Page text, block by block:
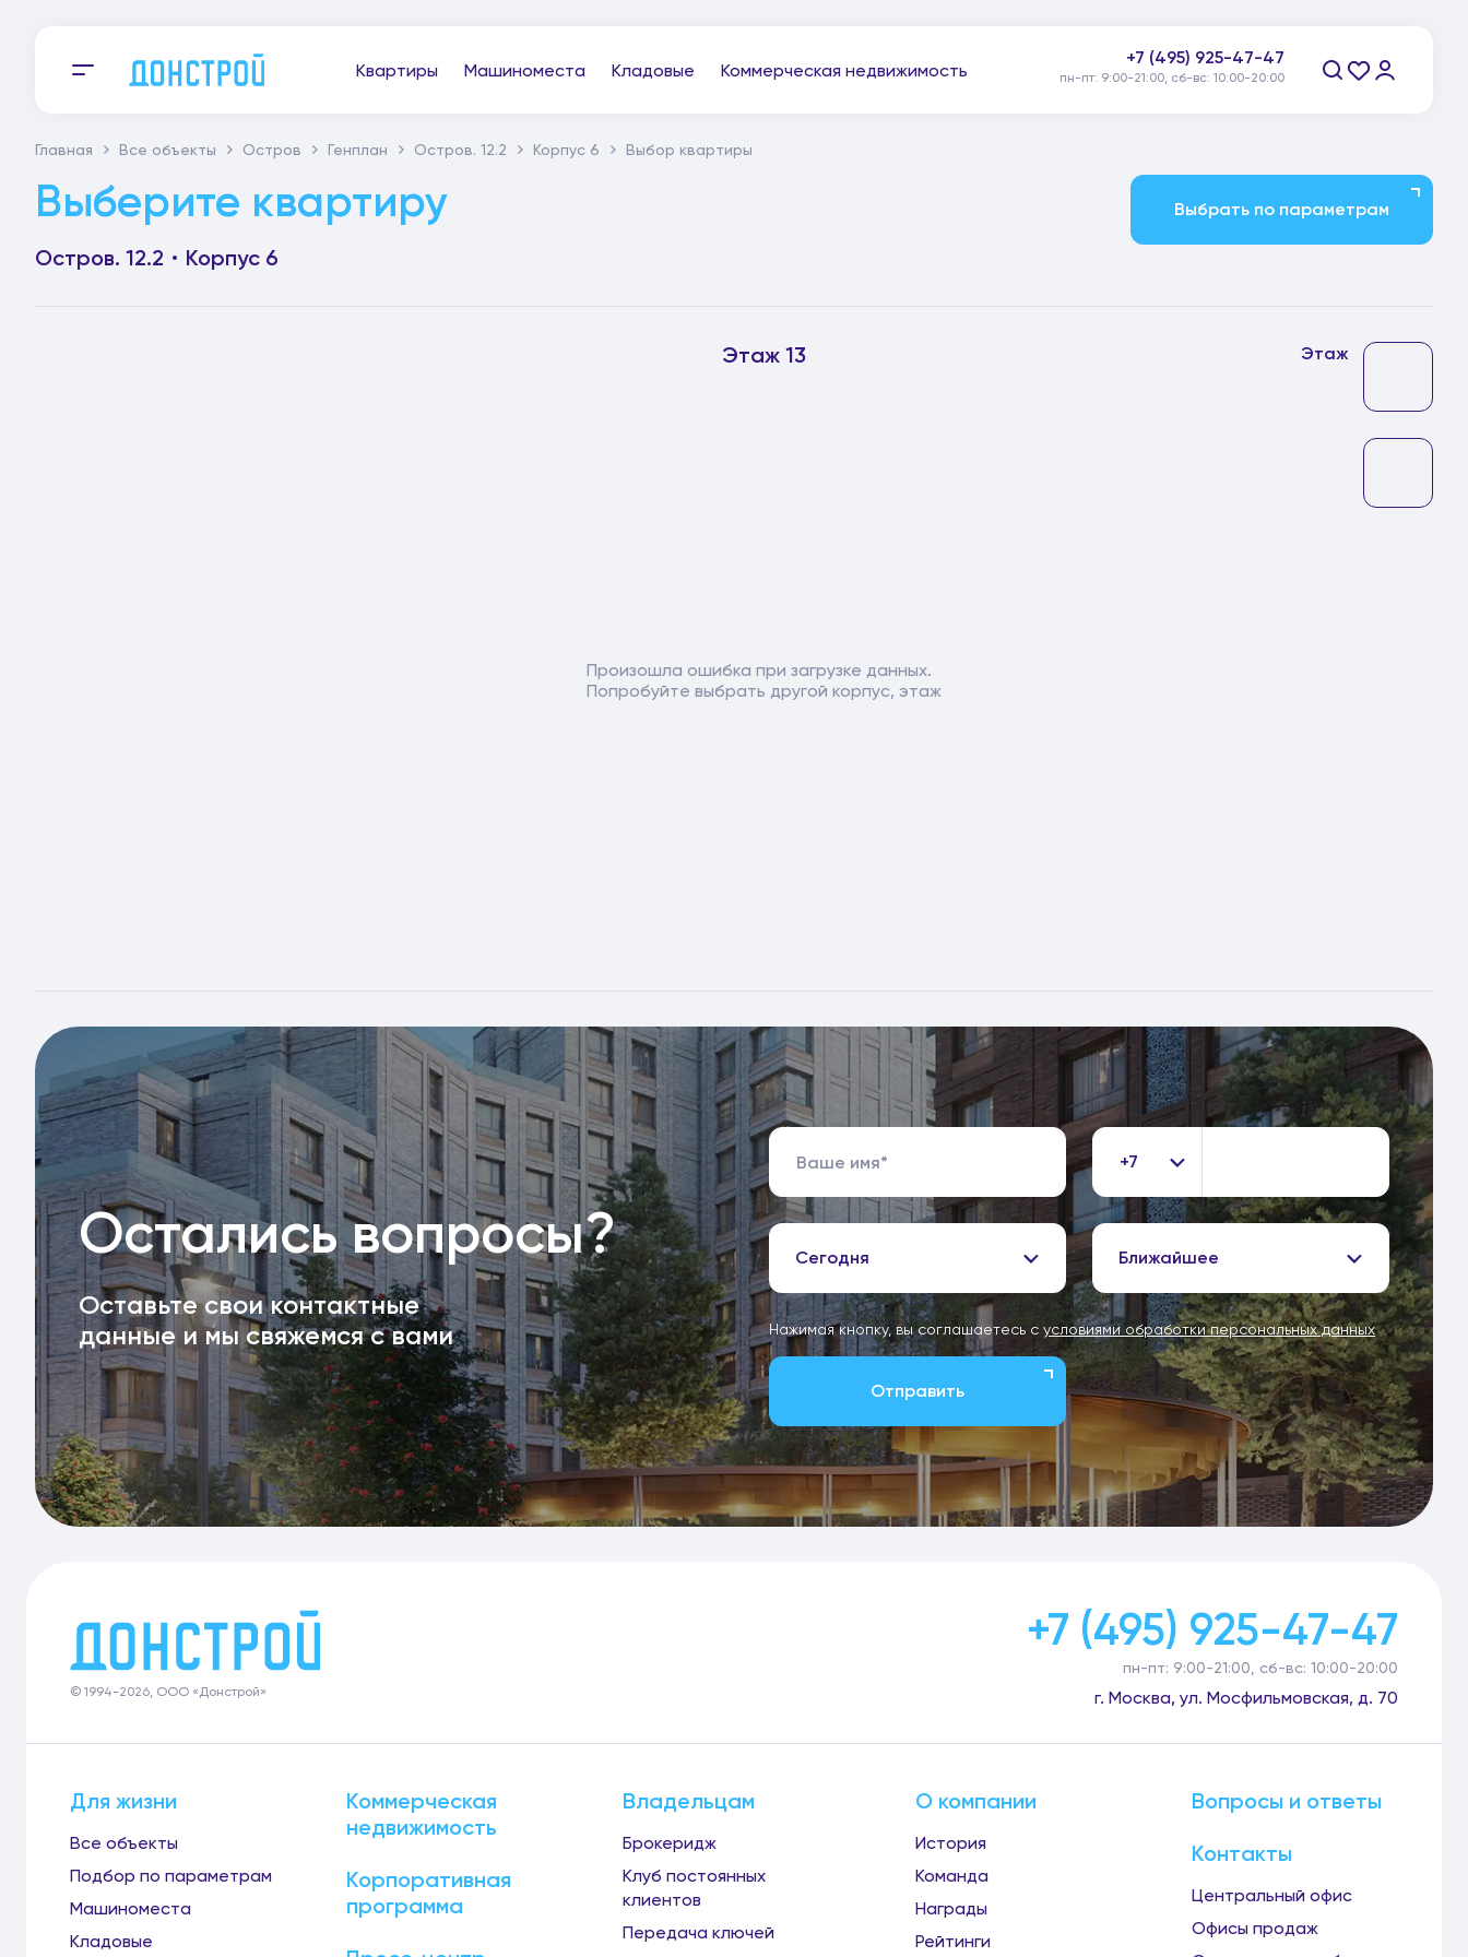
Квартиры Машиноместа Кладовые Коммерческая недвижимость
+7 (495) 925-47-47
пн-пт: 9:00-21:00, сб-вс: 10:00-20:00
Главная Все объекты Остров Генплан Остров. 12.2 Корпус 6 Выбор квартиры
Выберите квартиру Выбрать по параметрам
Остров. 12.2 Корпус 6
Этаж 13
Произошла ошибка при загрузке данных.
Попробуйте выбрать другой корпус, этаж
Этаж
Остались вопросы?
Оставьте свои контактные
данные и мы свяжемся с вами
+7
Сегодня Ближайшее
Нажимая кнопку, вы соглашаетесь с условиями обработки персональных данных
Отправить
© 1994-2026, ООО «Донстрой»
+7 (495) 925-47-47
пн-пт: 9:00-21:00, сб-вс: 10:00-20:00
г. Москва, ул. Мосфильмовская, д. 70
Для жизни
Все объекты
Подбор по параметрам
Машиноместа
Кладовые
Коммерческая
недвижимость
Корпоративная
программа
Владельцам
Брокеридж
Клуб постоянных
клиентов
Передача ключей
О компании
История
Команда
Награды
Рейтинги
Вопросы и ответы
Контакты
Центральный офис
Офисы продаж